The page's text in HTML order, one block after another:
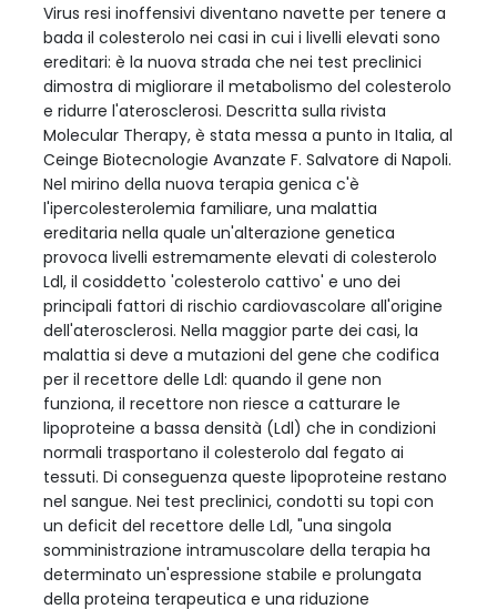
Virus resi inoffensivi diventano navette per tenere a
bada il colesterolo nei casi in cui i livelli elevati sono
ereditari: è la nuova strada che nei test preclinici
dimostra di migliorare il metabolismo del colesterolo
e ridurre l'aterosclerosi. Descritta sulla rivista
Molecular Therapy, è stata messa a punto in Italia, al
Ceinge Biotecnologie Avanzate F. Salvatore di Napoli.
Nel mirino della nuova terapia genica c'è
l'ipercolesterolemia familiare, una malattia
ereditaria nella quale un'alterazione genetica
provoca livelli estremamente elevati di colesterolo
Ldl, il cosiddetto 'colesterolo cattivo' e uno dei
principali fattori di rischio cardiovascolare all'origine
dell'aterosclerosi. Nella maggior parte dei casi, la
malattia si deve a mutazioni del gene che codifica
per il recettore delle Ldl: quando il gene non
funziona, il recettore non riesce a catturare le
lipoproteine a bassa densità (Ldl) che in condizioni
normali trasportano il colesterolo dal fegato ai
tessuti. Di conseguenza queste lipoproteine restano
nel sangue. Nei test preclinici, condotti su topi con
un deficit del recettore delle Ldl, "una singola
somministrazione intramuscolare della terapia ha
determinato un'espressione stabile e prolungata
della proteina terapeutica e una riduzione